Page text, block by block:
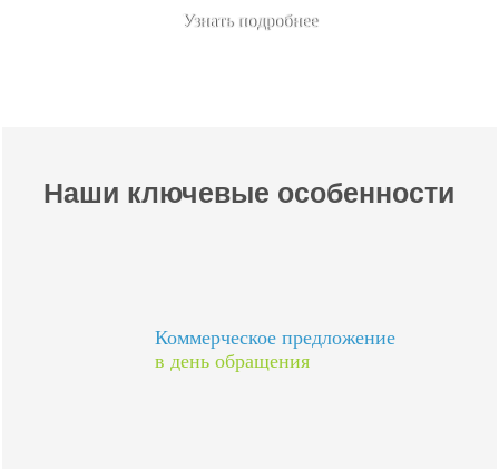
Узнать подробнее
Наши ключевые особенности
Коммерческое предложение
в день обращения